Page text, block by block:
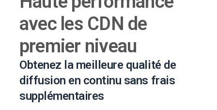
avec les CDN de
premier niveau
Obtenez la meilleure qualité de
diffusion en continu sans frais
supplémentaires